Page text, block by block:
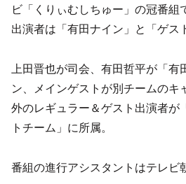
ビ「くりぃむしちゅー」の冠番組
出演者は「有田ナイン」と「ゲス
上田晋也が司会、有田哲平が「有
ン、メインゲストが別チームのキ
外のレギュラー＆ゲスト出演者が
トチーム」に所属。
番組の進行アシスタントはテレビ